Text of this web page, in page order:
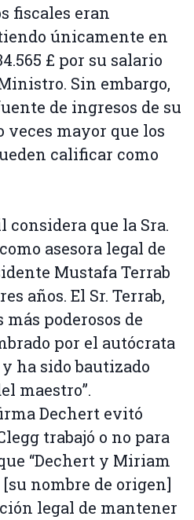
fiscales eran
únicamente en
£ por su salario
Sin embargo,
de ingresos de su
veces mayor que los
calificar como
que la Sra.
asesora legal de
Mustafa Terrab
años. El Sr. Terrab,
poderosos de
por el autócrata
ha sido bautizado
maestro”.
Dechert evitó
trabajó o no para
“Dechert y Miriam
nombre de origen]
legal de mantener